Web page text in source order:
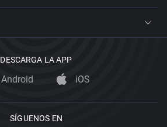
DESCARGA LA APP
Android iOS
SÍGUENOS EN